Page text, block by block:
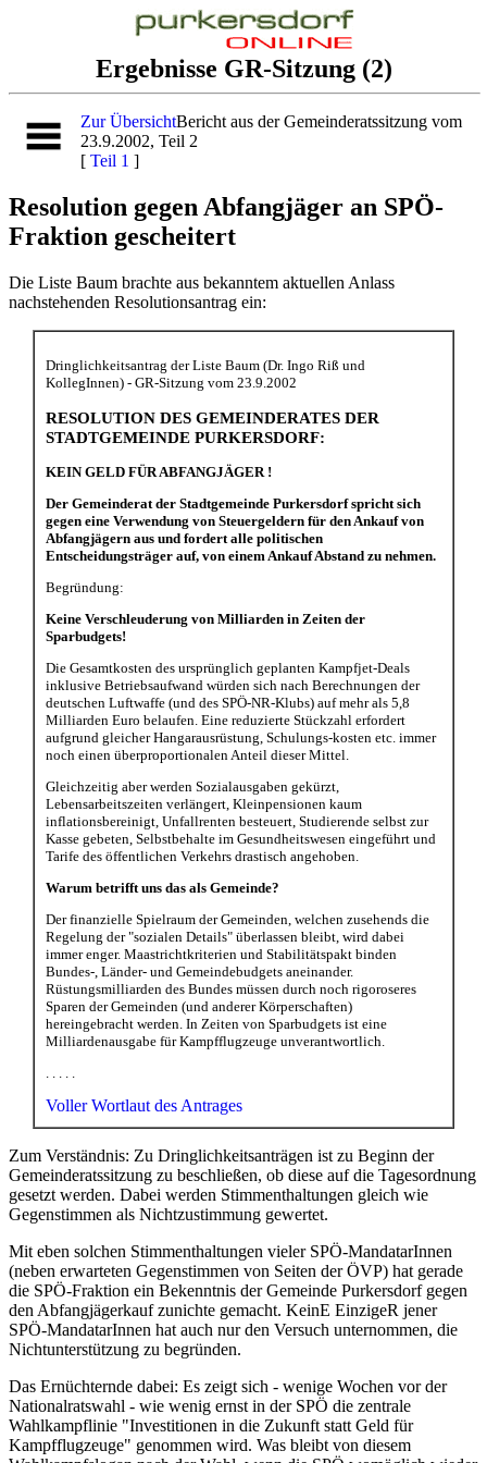
Ergebnisse GR-Sitzung (2)
Zur ÜbersichtBericht aus der Gemeinderatssitzung vom
23.9.2002, Teil 2
[ Teil 1 ]
Resolution gegen Abfangjäger an SPÖ-
Fraktion gescheitert
Die Liste Baum brachte aus bekanntem aktuellen Anlass
nachstehenden Resolutionsantrag ein:
Dringlichkeitsantrag der Liste Baum (Dr. Ingo Riß und
KollegInnen) - GR-Sitzung vom 23.9.2002
RESOLUTION DES GEMEINDERATES DER
STADTGEMEINDE PURKERSDORF:
KEIN GELD FÜR ABFANGJÄGER !
Der Gemeinderat der Stadtgemeinde Purkersdorf spricht sich
gegen eine Verwendung von Steuergeldern für den Ankauf von
Abfangjägern aus und fordert alle politischen
Entscheidungsträger auf, von einem Ankauf Abstand zu nehmen.
Begründung:
Keine Verschleuderung von Milliarden in Zeiten der
Sparbudgets!
Die Gesamtkosten des ursprünglich geplanten Kampfjet-Deals
inklusive Betriebsaufwand würden sich nach Berechnungen der
deutschen Luftwaffe (und des SPÖ-NR-Klubs) auf mehr als 5,8
Milliarden Euro belaufen. Eine reduzierte Stückzahl erfordert
aufgrund gleicher Hangarausrüstung, Schulungs-kosten etc. immer
noch einen überproportionalen Anteil dieser Mittel.
Gleichzeitig aber werden Sozialausgaben gekürzt,
Lebensarbeitszeiten verlängert, Kleinpensionen kaum
inflationsbereinigt, Unfallrenten besteuert, Studierende selbst zur
Kasse gebeten, Selbstbehalte im Gesundheitswesen eingeführt und
Tarife des öffentlichen Verkehrs drastisch angehoben.
Warum betrifft uns das als Gemeinde?
Der finanzielle Spielraum der Gemeinden, welchen zusehends die
Regelung der "sozialen Details" überlassen bleibt, wird dabei
immer enger. Maastrichtkriterien und Stabilitätspakt binden
Bundes-, Länder- und Gemeindebudgets aneinander.
Rüstungsmilliarden des Bundes müssen durch noch rigoroseres
Sparen der Gemeinden (und anderer Körperschaften)
hereingebracht werden. In Zeiten von Sparbudgets ist eine
Milliardenausgabe für Kampfflugzeuge unverantwortlich.
. . . . .
Voller Wortlaut des Antrages
Zum Verständnis: Zu Dringlichkeitsanträgen ist zu Beginn der
Gemeinderatssitzung zu beschließen, ob diese auf die Tagesordnung
gesetzt werden. Dabei werden Stimmenthaltungen gleich wie
Gegenstimmen als Nichtzustimmung gewertet.
Mit eben solchen Stimmenthaltungen vieler SPÖ-MandatarInnen
(neben erwarteten Gegenstimmen von Seiten der ÖVP) hat gerade
die SPÖ-Fraktion ein Bekenntnis der Gemeinde Purkersdorf gegen
den Abfangjägerkauf zunichte gemacht. KeinE EinzigeR jener
SPÖ-MandatarInnen hat auch nur den Versuch unternommen, die
Nichtunterstützung zu begründen.
Das Ernüchternde dabei: Es zeigt sich - wenige Wochen vor der
Nationalratswahl - wie wenig ernst in der SPÖ die zentrale
Wahlkampflinie "Investitionen in die Zukunft statt Geld für
Kampfflugzeuge" genommen wird. Was bleibt von diesem